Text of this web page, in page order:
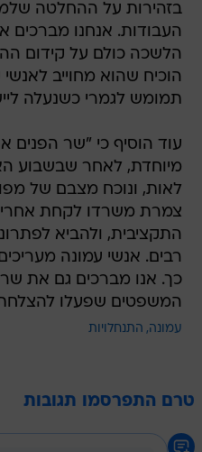
בזהירות על ההחלטה
העבודות. אנחנו
הלשכה כולם על קידום
הוכיח שהוא מחוייב לאנשי
תמומש לגמרי כשנעלה
עוד הוסיף כי "שר הפנים
מיוחדת, לאחר שבשבוע
לאות, ונוכח מצבם של
צמרת משרדו לקחת
התקציבית, ולהביא
רבים. אנשי עמונה
כך. אנו מברכים גם את
המשפטים שפעלו
עמונה התנחלויות
טרם התפרסמו תגובות